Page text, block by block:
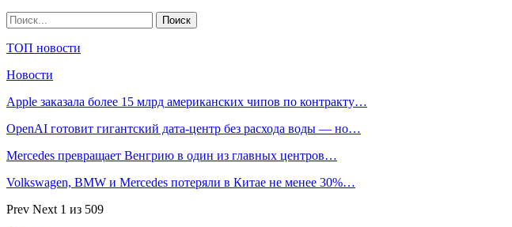
ТОП новости
Новости
Apple заказала более 15 млрд американских чипов по контракту…
OpenAI готовит гигантский дата-центр без расхода воды — но…
Mercedes превращает Венгрию в один из главных центров…
Volkswagen, BMW и Mercedes потеряли в Китае не менее 30%…
Prev Next 1 из 509